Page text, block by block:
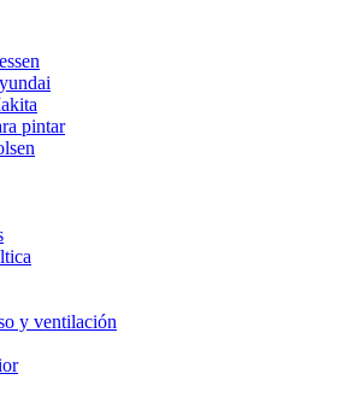
pintar
y ventilación